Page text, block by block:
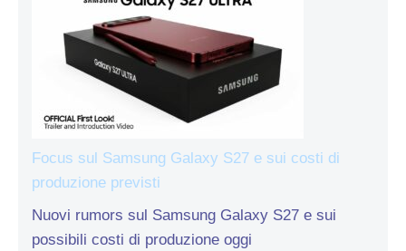
Focus sul Samsung Galaxy S27 e sui costi di
produzione previsti
Nuovi rumors sul Samsung Galaxy S27 e sui
possibili costi di produzione oggi